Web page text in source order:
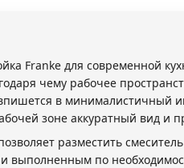
Franke для современной
чему рабочее
в минималистичный
зоне аккуратный вид и
разместить
выполненным по